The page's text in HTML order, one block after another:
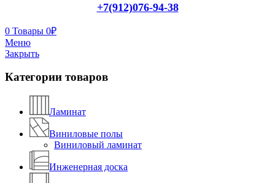
+7(912)076-94-38
0 Товары 0₽
Меню
Закрыть
Категории товаров
Ламинат
Виниловые полы
Виниловый ламинат
Инженерная доска